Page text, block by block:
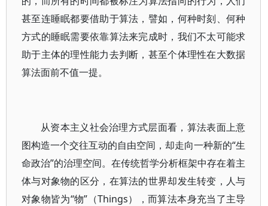
甚至连睡眠都要借助于算法，譬如，何种时刻、何种
方式的睡眠需要依靠算法来完成时，我们不太可能求
助于主体的理性能力去判断，甚至个体理性在大数据
算法面前不值一提。
从资本主义社会治理方式层面看，算法表面上意
图构造一个交往互动的自由空间，却走向一种新的“生
命政治”的治理空间。在传统哲学分析框架中存在着主
体与对象物的区分，在算法的世界却发生转变，人与
对象物皆为“物”（Things），而算法本身充当了主导